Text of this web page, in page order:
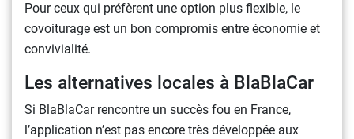
Pour ceux qui préfèrent une option plus flexible, le
covoiturage est un bon compromis entre économie et
convivialité.
Les alternatives locales à BlaBlaCar
Si BlaBlaCar rencontre un succès fou en France,
l’application n’est pas encore très développée aux